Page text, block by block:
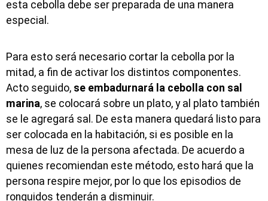
esta cebolla debe ser preparada de una manera
especial.
Para esto será necesario cortar la cebolla por la
mitad, a fin de activar los distintos componentes.
Acto seguido, se embadurnará la cebolla con sal
marina, se colocará sobre un plato, y al plato también
se le agregará sal. De esta manera quedará listo para
ser colocada en la habitación, si es posible en la
mesa de luz de la persona afectada. De acuerdo a
quienes recomiendan este método, esto hará que la
persona respire mejor, por lo que los episodios de
ronquidos tenderán a disminuir.